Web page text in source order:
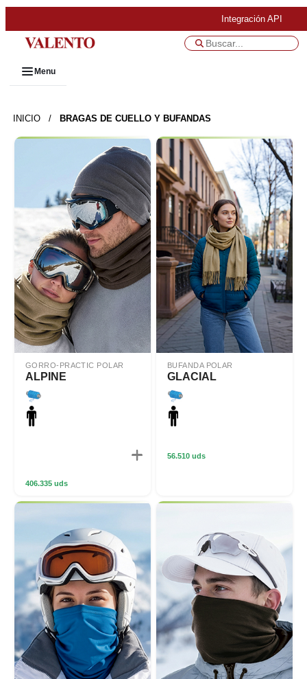
Integración API
Menu
INICIO / BRAGAS DE CUELLO Y BUFANDAS
GORRO-PRACTIC POLAR
ALPINE
406.335 uds
BUFANDA POLAR
GLACIAL
56.510 uds